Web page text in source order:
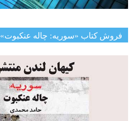
فروش کتاب «سوریه: چاله عنکبوت»